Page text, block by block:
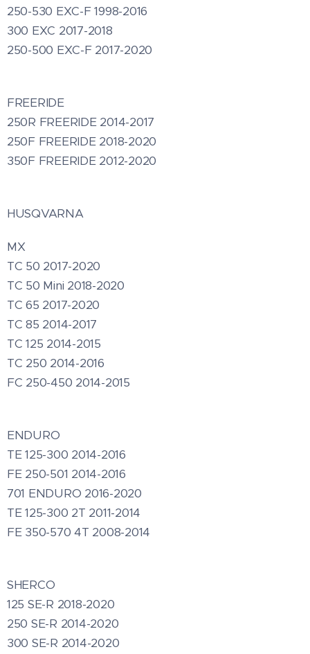
250-530 EXC-F 1998-2016
300 EXC 2017-2018
250-500 EXC-F 2017-2020
FREERIDE
250R FREERIDE 2014-2017
250F FREERIDE 2018-2020
350F FREERIDE 2012-2020
HUSQVARNA
MX
TC 50 2017-2020
TC 50 Mini 2018-2020
TC 65 2017-2020
TC 85 2014-2017
TC 125 2014-2015
TC 250 2014-2016
FC 250-450 2014-2015
ENDURO
TE 125-300 2014-2016
FE 250-501 2014-2016
701 ENDURO 2016-2020
TE 125-300 2T 2011-2014
FE 350-570 4T 2008-2014
SHERCO
125 SE-R 2018-2020
250 SE-R 2014-2020
300 SE-R 2014-2020